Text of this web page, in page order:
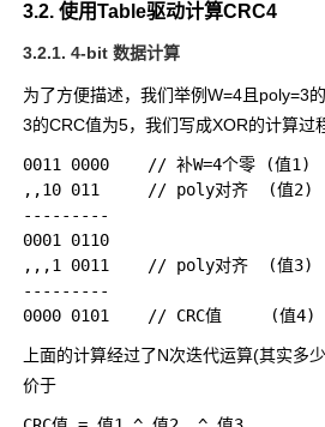
3.2. 使用Table驱动计算CRC4
3.2.1. 4-bit 数据计算
为了方便描述，我们举例W=4 且 poly=3
3的CRC值为5，我们写成XOR的计算过
0011 0000    // 补W=4个零 (值1)
,,10 011     // poly对齐  (值2)
---------
0001 0110
,,,1 0011    // poly对齐  (值3)
---------
上面的计算经过了N次迭代运算(其实多
价于